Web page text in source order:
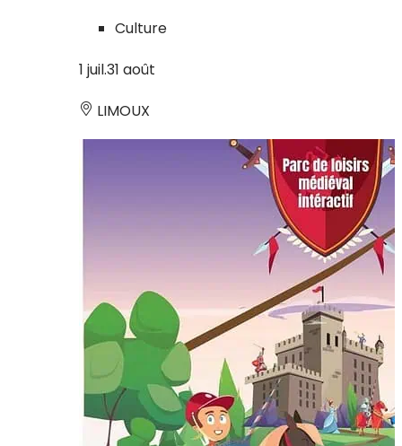
Culture
1 juil.31 août
LIMOUX